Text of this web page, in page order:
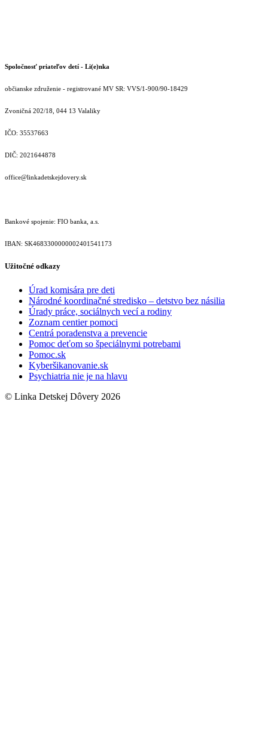
Spoločnosť priateľov detí - Li(e)nka
občianske združenie - registrované MV SR: VVS/1-900/90-18429
Zvoničná 202/18, 044 13 Valaliky
IČO: 35537663
DIČ: 2021644878
office@linkadetskejdovery.sk
Bankové spojenie: FIO banka, a.s.
IBAN: SK46833000000­02401541173
Užitočné odkazy
Úrad komisára pre deti
Národné koordinačné stredisko – detstvo bez násilia
Úrady práce, sociálnych vecí a rodiny
Zoznam centier pomoci
Centrá poradenstva a prevencie
Pomoc deťom so špeciálnymi potrebami
Pomoc.sk
Kyberšikanovanie.sk
Psychiatria nie je na hlavu
© Linka Detskej Dôvery 2026